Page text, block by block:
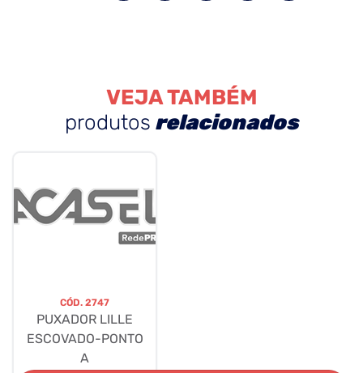
VEJA TAMBÉM
produtos relacionados
CÓD. 2747
PUXADOR LILLE
ESCOVADO-PONTO
A